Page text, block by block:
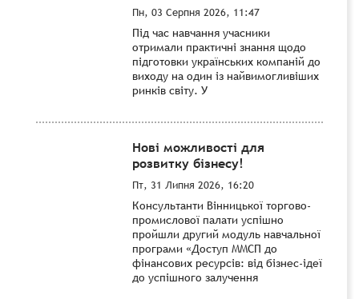
Пн, 03 Серпня 2026, 11:47
Під час навчання учасники
отримали практичні знання щодо
підготовки українських компаній до
виходу на один із найвимогливіших
ринків світу. У
Нові можливості для
розвитку бізнесу!
Пт, 31 Липня 2026, 16:20
Консультанти Вінницької торгово-
промислової палати успішно
пройшли другий модуль навчальної
програми «Доступ ММСП до
фінансових ресурсів: від бізнес-ідеї
до успішного залучення